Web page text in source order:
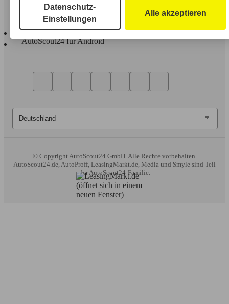
In Verbindung bleiben
AutoScout24 für iOS
AutoScout24 für Android
© Copyright AutoScout24 GmbH. Alle Rechte vorbehalten.
AutoScout24.de, AutoProff, LeasingMarkt.de, Media und Smyle sind Teil
der AutoScout24-Familie.
Datenschutz-
Einstellungen
Alle akzeptieren